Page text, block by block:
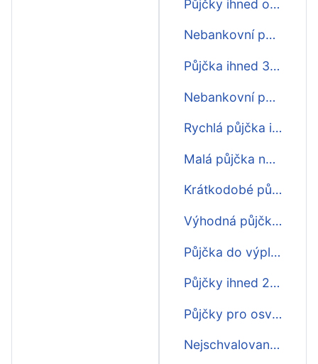
Půjčky ihned on-line
Nebankovní půjčky ihned do 5000
Půjčka ihned 3000
Nebankovní půjčka ihned bez poplatku
Rychlá půjčka ihned online
Malá půjčka nonstop ihned
Krátkodobé půjčky ihned
Výhodná půjčka ihned
Půjčka do výplaty ihned na účet
Půjčky ihned 200 000
Půjčky pro osvč ihned
Nejschvalovanější půjčka ihned